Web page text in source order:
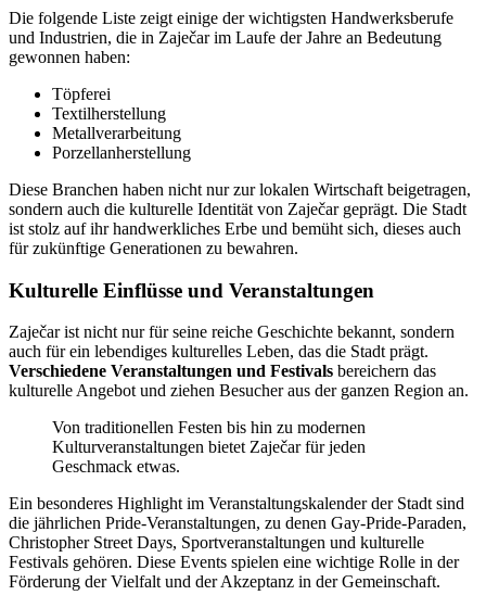
Die folgende Liste zeigt einige der wichtigsten Handwerksberufe
und Industrien, die in Zaječar im Laufe der Jahre an Bedeutung
gewonnen haben:
Töpferei
Textilherstellung
Metallverarbeitung
Porzellanherstellung
Diese Branchen haben nicht nur zur lokalen Wirtschaft beigetragen,
sondern auch die kulturelle Identität von Zaječar geprägt. Die Stadt
ist stolz auf ihr handwerkliches Erbe und bemüht sich, dieses auch
für zukünftige Generationen zu bewahren.
Kulturelle Einflüsse und Veranstaltungen
Zaječar ist nicht nur für seine reiche Geschichte bekannt, sondern
auch für ein lebendiges kulturelles Leben, das die Stadt prägt.
Verschiedene Veranstaltungen und Festivals bereichern das
kulturelle Angebot und ziehen Besucher aus der ganzen Region an.
Von traditionellen Festen bis hin zu modernen
Kulturveranstaltungen bietet Zaječar für jeden
Geschmack etwas.
Ein besonderes Highlight im Veranstaltungskalender der Stadt sind
die jährlichen Pride-Veranstaltungen, zu denen Gay-Pride-Paraden,
Christopher Street Days, Sportveranstaltungen und kulturelle
Festivals gehören. Diese Events spielen eine wichtige Rolle in der
Förderung der Vielfalt und der Akzeptanz in der Gemeinschaft.